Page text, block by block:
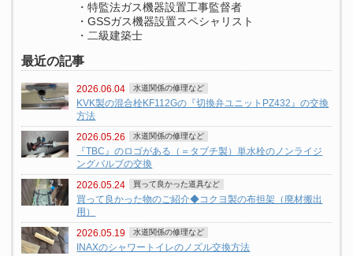
・特監法ガス機器設置工事監督者
・GSSガス機器設置スペシャリスト
・二級建築士
最近の記事
2026.06.04 水道関係の修理など
KVK製の混合栓KF112Gの『切換弁ユニットPZ432』の交換
方法
2026.05.26 水道関係の修理など
『TBC』のロゴがある（＝タブチ製）単水栓のノンライジ
ングバルブの交換
2026.05.24 買って良かった道具など
買って良かった物のご紹介◆コクヨ製の布担架（廃材搬出
用）
2026.05.19 水道関係の修理など
INAXのシャワートイレのノズル交換方法